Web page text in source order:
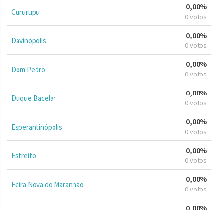
Cururupu
0,00%
0 votos
Davinópolis
0,00%
0 votos
Dom Pedro
0,00%
0 votos
Duque Bacelar
0,00%
0 votos
Esperantinópolis
0,00%
0 votos
Estreito
0,00%
0 votos
Feira Nova do Maranhão
0,00%
0 votos
0,00%